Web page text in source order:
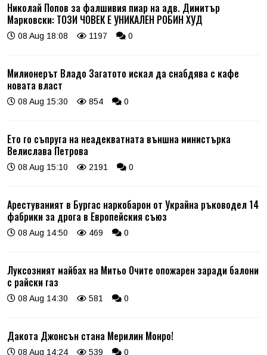
Николай Попов за фалшивия пиар на адв. Димитър
Марковски: ТОЗИ ЧОВЕК Е УНИКАЛЕН РОБИН ХУД
08 Aug 18:08 1197 0
Милионерът Владо Загатото искал да снабдява с кафе
новата власт
08 Aug 15:30 854 0
Ето го съпруга на неадекватната външна министърка
Велислава Петрова
08 Aug 15:10 2191 0
Арестуваният в Бургас наркобарон от Украйна ръководел 14
фабрики за дрога в Европейския съюз
08 Aug 14:50 469 0
Луксозният майбах на Митьо Очите опожарен заради балони
с райски газ
08 Aug 14:30 581 0
Дакота Джонсън стана Мерилин Монро!
08 Aug 14:24 539 0